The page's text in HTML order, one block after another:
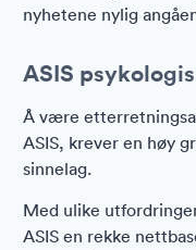
nyhetene nylig
ASIS
Å være
ASIS, krever en høy
sinnelag.
Med ulike
ASIS en rekke